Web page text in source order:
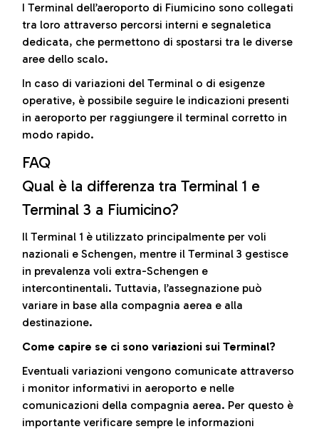
I Terminal dell’aeroporto di Fiumicino sono collegati
tra loro attraverso percorsi interni e segnaletica
dedicata, che permettono di spostarsi tra le diverse
aree dello scalo.
In caso di variazioni del Terminal o di esigenze
operative, è possibile seguire le indicazioni presenti
in aeroporto per raggiungere il terminal corretto in
modo rapido.
FAQ
Qual è la differenza tra Terminal 1 e
Terminal 3 a Fiumicino?
Il Terminal 1 è utilizzato principalmente per voli
nazionali e Schengen, mentre il Terminal 3 gestisce
in prevalenza voli extra-Schengen e
intercontinentali. Tuttavia, l’assegnazione può
variare in base alla compagnia aerea e alla
destinazione.
Come capire se ci sono variazioni sui Terminal?
Eventuali variazioni vengono comunicate attraverso
i monitor informativi in aeroporto e nelle
comunicazioni della compagnia aerea. Per questo è
importante verificare sempre le informazioni